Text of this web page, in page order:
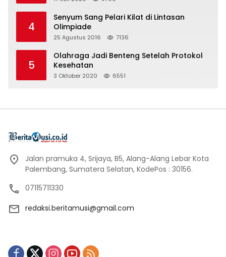
4
Senyum Sang Pelari Kilat di Lintasan
Olimpiade
25 Agustus 2016 7136
5
Olahraga Jadi Benteng Setelah Protokol
Kesehatan
3 Oktober 2020 6551
Jalan pramuka 4, Srijaya, B5, Alang-Alang Lebar Kota
Palembang, Sumatera Selatan, KodePos : 30156.
07115711330
redaksi.beritamusi@gmail.com